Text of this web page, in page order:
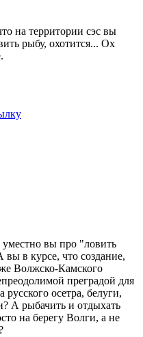
на территории сэс вы
рыбу, охотится... Ох
уместно вы про "ловить
вы в курсе, что создание,
Волжско-Камского
преградой для
русского осетра, белуги,
А рыбачить и отдыхать
на берегу Волги, а не